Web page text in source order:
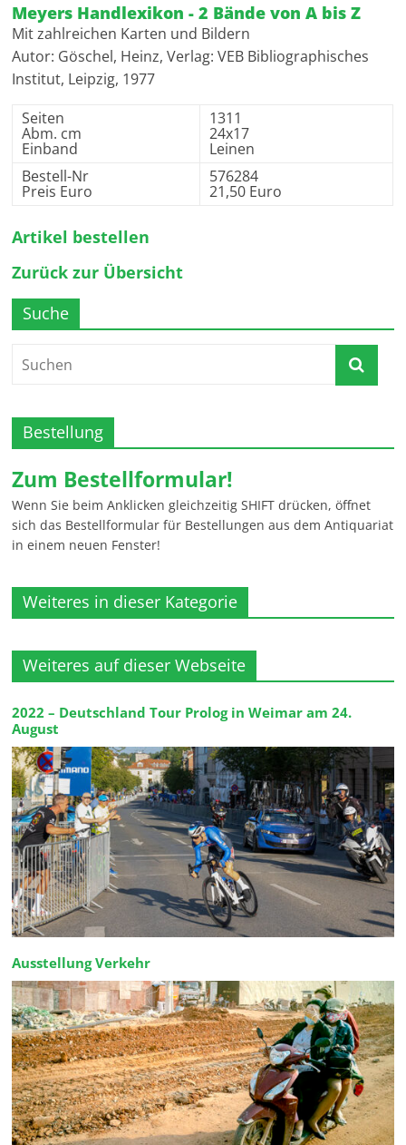
Meyers Handlexikon - 2 Bände von A bis Z
Mit zahlreichen Karten und Bildern
Autor: Göschel, Heinz, Verlag: VEB Bibliographisches
Institut, Leipzig, 1977
Seiten
Abm. cm
Einband
1311
24x17
Leinen
Bestell-Nr
Preis Euro
576284
21,50 Euro
Artikel bestellen
Zurück zur Übersicht
Suche
Bestellung
Zum Bestellformular!
Wenn Sie beim Anklicken gleichzeitig SHIFT drücken, öffnet
sich das Bestellformular für Bestellungen aus dem Antiquariat
in einem neuen Fenster!
Weiteres in dieser Kategorie
Weiteres auf dieser Webseite
2022 – Deutschland Tour Prolog in Weimar am 24.
August
Ausstellung Verkehr